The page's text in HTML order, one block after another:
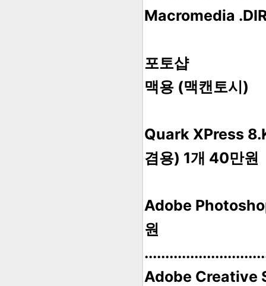
Macromedia
포토샵
맥용 (맥캔토시)
Quark XPress
겸용) 1개 40만원
Adobe
원
Adobe Creative